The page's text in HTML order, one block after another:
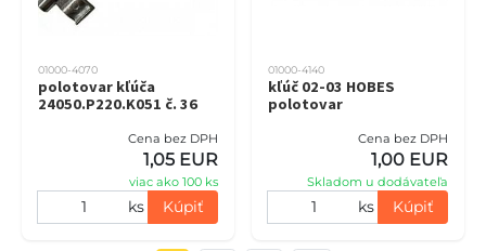
01000-4070
polotovar kľúča
24050.P220.K051 č. 36
Cena bez DPH
1,05 EUR
viac ako 100 ks
ks Kúpiť
01000-4140
kľúč 02-03 HOBES
polotovar
Cena bez DPH
1,00 EUR
Skladom u dodávateľa
ks Kúpiť